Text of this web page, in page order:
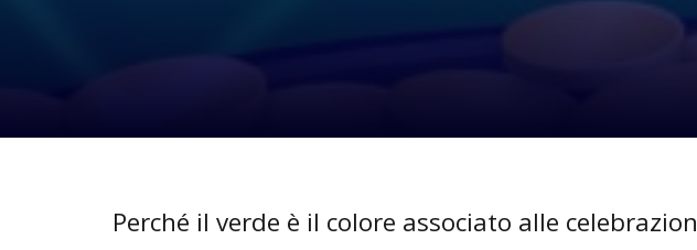
Perché il verde è il colore associato alle